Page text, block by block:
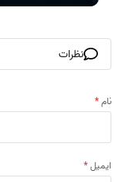
نظرات
نام*
ایمیل*